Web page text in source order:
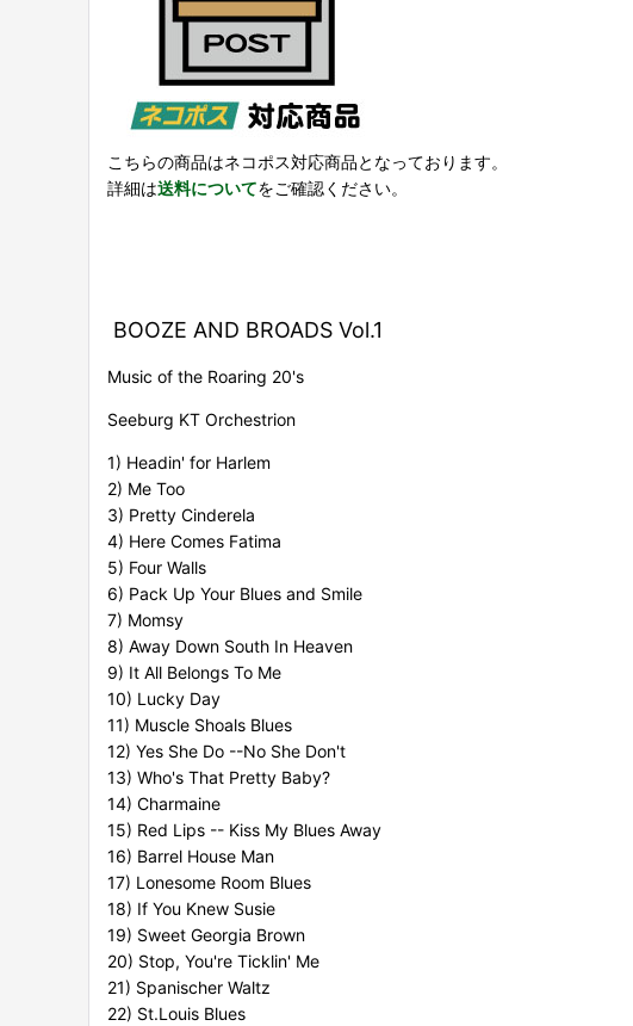
こちらの商品はネコポス対応商品となっております。
詳細は送料についてをご確認ください。
BOOZE AND BROADS Vol.1
Music of the Roaring 20's
Seeburg KT Orchestrion
1) Headin' for Harlem
2) Me Too
3) Pretty Cinderela
4) Here Comes Fatima
5) Four Walls
6) Pack Up Your Blues and Smile
7) Momsy
8) Away Down South In Heaven
9) It All Belongs To Me
10) Lucky Day
11) Muscle Shoals Blues
12) Yes She Do --No She Don't
13) Who's That Pretty Baby?
14) Charmaine
15) Red Lips -- Kiss My Blues Away
16) Barrel House Man
17) Lonesome Room Blues
18) If You Knew Susie
19) Sweet Georgia Brown
20) Stop, You're Ticklin' Me
21) Spanischer Waltz
22) St.Louis Blues